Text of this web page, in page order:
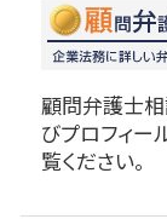
顧問弁護士
びプロフィー
覧ください。